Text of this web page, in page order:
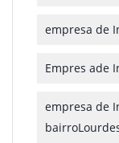
empresa de
Empres ade
empresa de